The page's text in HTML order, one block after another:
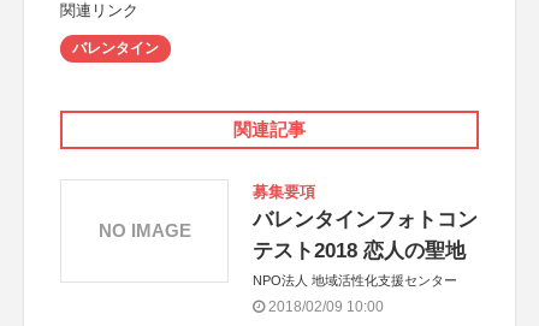
関連リンク
バレンタイン
関連記事
募集要項
バレンタインフォトコン
テスト2018 恋人の聖地
NPO法人 地域活性化支援センター
2018/02/09 10:00
NO IMAGE